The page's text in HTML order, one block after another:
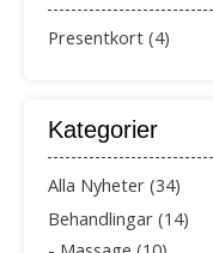
Presentkort (4)
Kategorier
Alla Nyheter (34)
Behandlingar (14)